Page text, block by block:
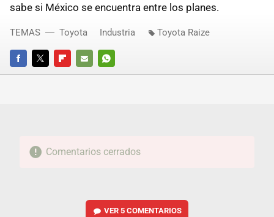
sabe si México se encuentra entre los planes.
FACEBOOKTWITTERFLIPBOARD
E-
WHATSAPP
TEMAS Toyota Industria Toyota Raize
Comentarios cerrados
VER5 COMENTARIOS